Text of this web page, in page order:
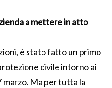
a mettere in atto
è stato fatto un primo
civile intorno ai
marzo. Ma per tutta la